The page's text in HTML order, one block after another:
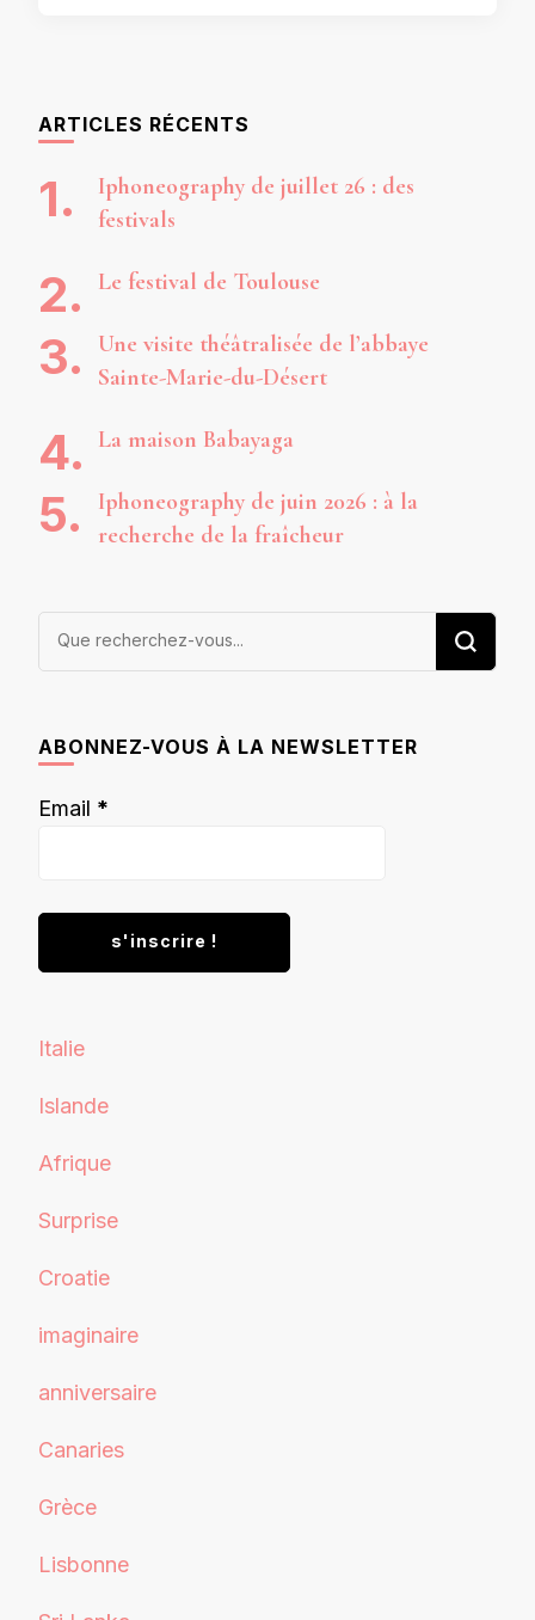
ARTICLES RÉCENTS
Iphoneography de juillet 26 : des
festivals
Le festival de Toulouse
Une visite théâtralisée de l’abbaye
Sainte-Marie-du-Désert
La maison Babayaga
Iphoneography de juin 2026 : à la
recherche de la fraîcheur
Vous
ABONNEZ-VOUS À LA NEWSLETTER
Email *
Italie
Islande
Afrique
Surprise
Croatie
imaginaire
anniversaire
Canaries
Grèce
Lisbonne